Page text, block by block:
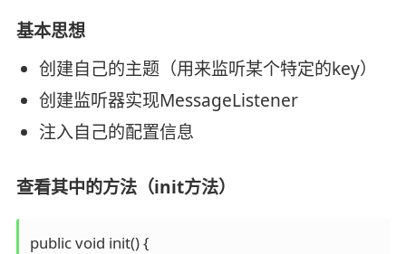
基本思想
创建自己的主题（用来监听某个特定的key）
创建监听器实现MessageListener
注入自己的配置信息
查看其中的方法（init方法）
public void init() {